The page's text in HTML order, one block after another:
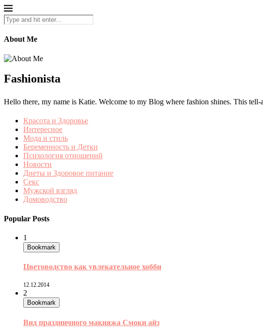
About Me
Fashionista
Hello there, my name is Katie. Welcome to my Blog where fashion shines. This
Красота и Здоровье
Интересное
Мода и стиль
Беременность и Детки
Психология отношений
Новости
Диеты и Здоровое питание
Секс
Мужской взгляд
Домоводство
Popular Posts
1
Bookmark
Цветоводство как увлекательное хобби
12.12.2014
2
Bookmark
Вид праздничного макияжа Смоки айз